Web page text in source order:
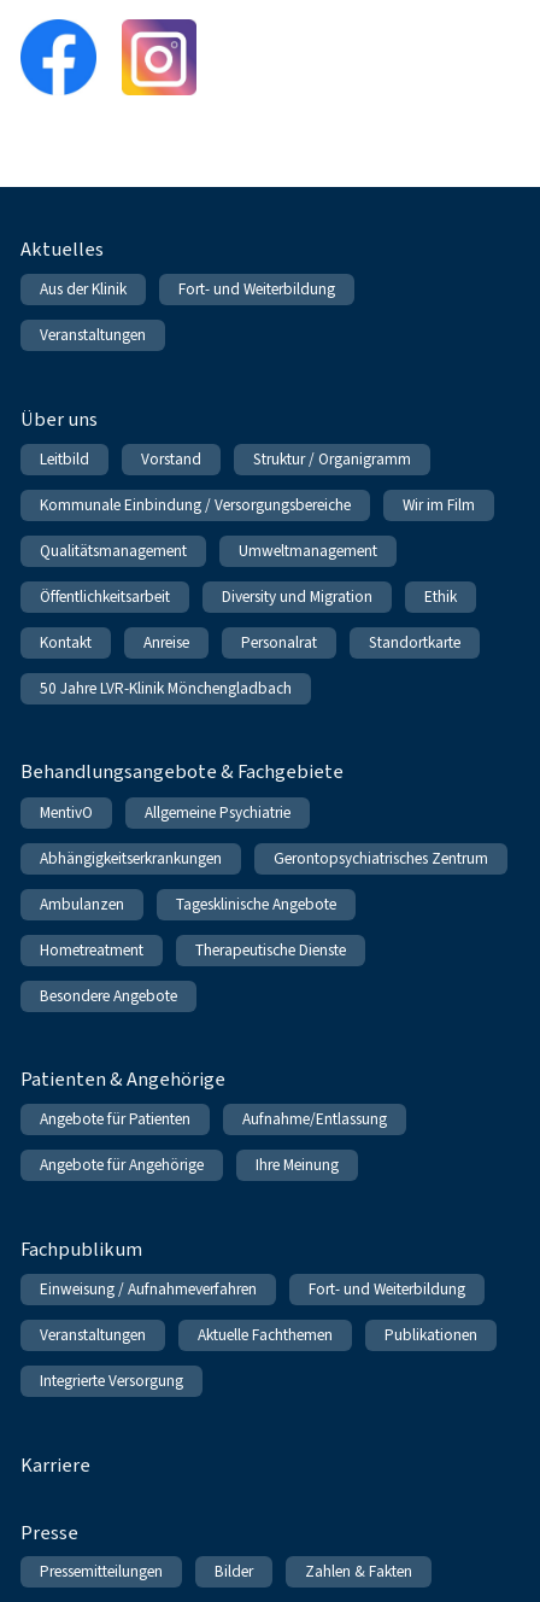
Fußnavigation
Aktuelles
Aus der Klinik Fort- und Weiterbildung
Veranstaltungen
Über uns
Leitbild Vorstand Struktur / Organigramm
Kommunale Einbindung / Versorgungsbereiche Wir im Film
Qualitätsmanagement Umweltmanagement
Öffentlichkeitsarbeit Diversity und Migration Ethik
Kontakt Anreise Personalrat Standortkarte
50 Jahre LVR-Klinik Mönchengladbach
Behandlungsangebote & Fachgebiete
MentivO Allgemeine Psychiatrie
Abhängigkeitserkrankungen Gerontopsychiatrisches Zentrum
Ambulanzen Tagesklinische Angebote
Hometreatment Therapeutische Dienste
Besondere Angebote
Patienten & Angehörige
Angebote für Patienten Aufnahme/Entlassung
Angebote für Angehörige Ihre Meinung
Fachpublikum
Einweisung / Aufnahmeverfahren Fort- und Weiterbildung
Veranstaltungen Aktuelle Fachthemen Publikationen
Integrierte Versorgung
Karriere
Presse
Pressemitteilungen Bilder Zahlen & Fakten